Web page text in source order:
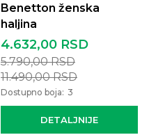
Benetton ženska
haljina
DETALJNIJE
4.632,00 RSD
5.790,00RSD
11.490,00RSD
Dostupno boja: 3